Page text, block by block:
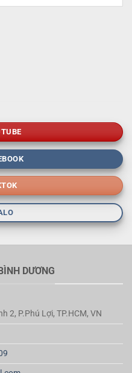
DƯƠNG
2, P.Phú Lợi, TP.HCM, VN